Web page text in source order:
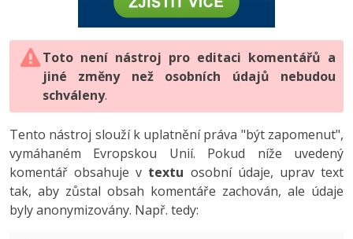
HTML5, CSS3, Bootstrap, SEO
SQL a databáze
Testování a verzování
UML a návrhové vzory
React
Spring
PHP
JavaScript
Python
HTML / CSS
UML a návrhové vzory
MySQL/MariaDB
Vývojář mobilních aplikací
C# Game developer
Tester
Systémový administrátor
-80%
JavaScript -80%
PHP -80%
Swift -80%
Kotlin -80%
Digitální gramotnost
Marketing
WordPress
SEO
UX
Business
Photoshop -80%
Adobe Illustrator -80%
Adobe Lightroom
Adobe XD
Adobe InDesign -25%
Adobe After Effects
Toto není nástroj pro editaci komentářů a
jiné změny než osobních údajů nebudou
schváleny.
Tento nástroj slouží k uplatnění práva "být zapomenut",
vymáhaném Evropskou Unií. Pokud níže uvedený
komentář obsahuje v textu osobní údaje, uprav text
tak, aby zůstal obsah komentáře zachován, ale údaje
byly anonymizovány. Např. tedy: